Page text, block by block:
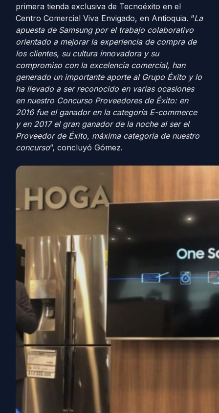
primera tienda exclusiva de Tecnoéxito en el
Centro Comercial Viva Envigado, en Antioquia. “La
apuesta de Samsung por el trabajo colaborativo
orientado a mejorar la experiencia de compra de
los clientes, su cultura innovadora y su
compromiso con la excelencia comercial, han
generado un importante aporte al Grupo Éxito y lo
ha llevado a ser reconocido en varias ocasiones
en nuestro Concurso Proveedores de Éxito: en
2016 fue el ganador en la categoría E-commerce
y en 2017 el gran ganador de la noche al ser el
Proveedor de Éxito, máxima categoría de nuestro
concurso”, concluyó Gómez.